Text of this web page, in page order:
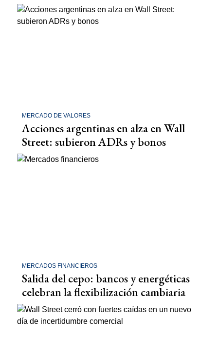
MERCADO DE VALORES
Acciones argentinas en alza en Wall
Street: subieron ADRs y bonos
MERCADOS FINANCIEROS
Salida del cepo: bancos y energéticas
celebran la flexibilización cambiaria